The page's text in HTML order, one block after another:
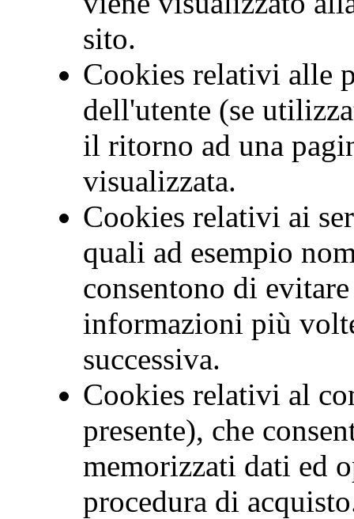
sito.
Cookies relativi alle
dell'utente (se
il ritorno ad una
visualizzata.
Cookies relativi ai
quali ad esempio
consentono di
informazioni più
successiva.
Cookies relativi al
presente), che
memorizzati dati ed
procedura di